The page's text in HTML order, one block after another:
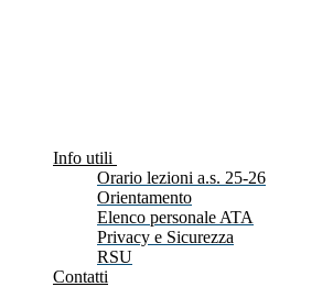
Info utili
Orario lezioni a.s. 25-26
Orientamento
Elenco personale ATA
Privacy e Sicurezza
RSU
Contatti